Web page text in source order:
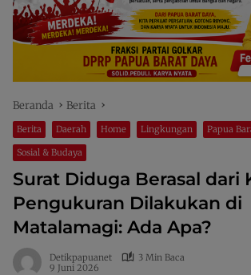
Beranda Berita
Berita Daerah Home Lingkungan Papua
Sosial & Budaya
Surat Diduga Berasal dari
Pengukuran Dilakukan di
Matalamagi: Ada Apa?
Detikpapuanet
3 Min Baca
9 Juni 2026